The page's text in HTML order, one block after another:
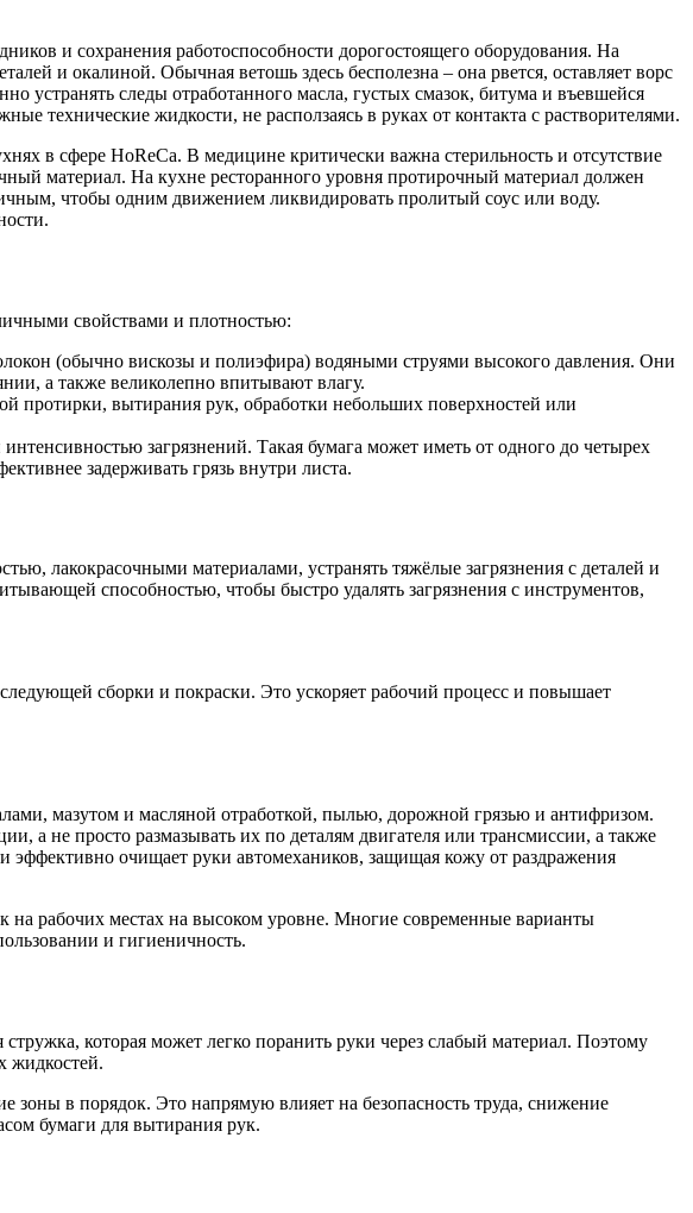
и сохранения работоспособности дорогостоящего оборудования. На
и окалиной. Обычная ветошь здесь бесполезна – она рвется, оставляет ворс
устранять следы отработанного масла, густых смазок, битума и въевшейся
технические жидкости, не расползаясь в руках от контакта с растворителями.
в сфере HoReCa. В медицине критически важна стерильность и отсутствие
материал. На кухне ресторанного уровня протирочный материал должен
чтобы одним движением ликвидировать пролитый соус или воду.
свойствами и плотностью:
(обычно вискозы и полиэфира) водяными струями высокого давления. Они
а также великолепно впитывают влагу.
протирки, вытирания рук, обработки небольших поверхностей или
загрязнений. Такая бумага может иметь от одного до четырех
задерживать грязь внутри листа.
лакокрасочными материалами, устранять тяжёлые загрязнения с деталей и
способностью, чтобы быстро удалять загрязнения с инструментов,
сборки и покраски. Это ускоряет рабочий процесс и повышает
мазутом и масляной отработкой, пылью, дорожной грязью и антифризом.
а не просто размазывать их по деталям двигателя или трансмиссии, а также
очищает руки автомехаников, защищая кожу от раздражения
рабочих местах на высоком уровне. Многие современные варианты
и гигиеничность.
которая может легко поранить руки через слабый материал. Поэтому
жидкостей.
зоны в порядок. Это напрямую влияет на безопасность труда, снижение
бумаги для вытирания рук.